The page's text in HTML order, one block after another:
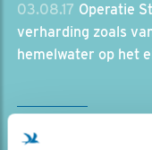
03.08.17 Operatie
verharding zoals
hemelwater op het
Door Tom Brekelmans